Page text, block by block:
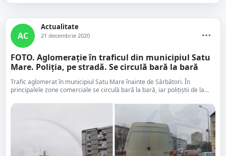
AC
Actualitate
21 decembrie 2020
FOTO. Aglomerație în traficul din municipiul Satu
Mare. Poliția, pe stradă. Se circulă bară la bară
Trafic aglomerat în municipiul Satu Mare înainte de Sărbători. În
principalele zone comerciale se circulă bară la bară, iar polițiștii de la...